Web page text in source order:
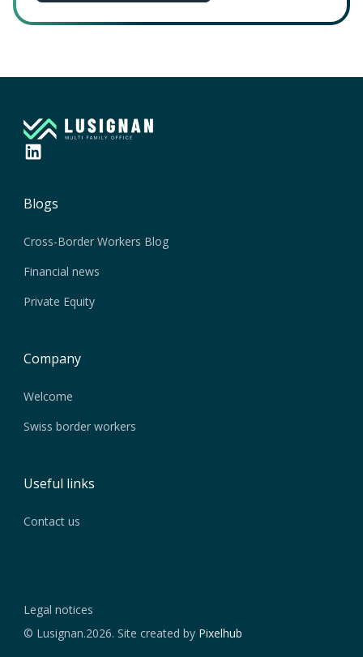
Blogs
Cross-Border Workers Blog
Financial news
Private Equity
Company
Welcome
Swiss border workers
Useful links
Contact us
© Lusignan.2026. Site created by Pixelhub
Legal notices